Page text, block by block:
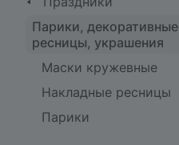
Парики, декоративные
ресницы, украшения
Маски кружевные
Накладные ресницы
Парики